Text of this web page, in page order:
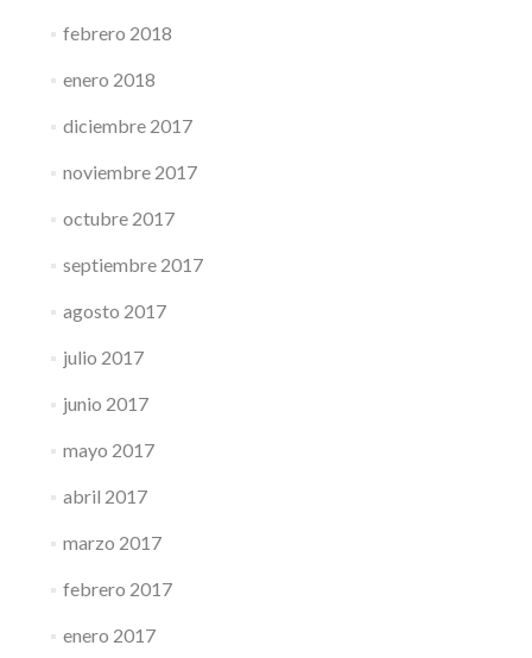
febrero 2018
enero 2018
diciembre 2017
noviembre 2017
octubre 2017
septiembre 2017
agosto 2017
julio 2017
junio 2017
mayo 2017
abril 2017
marzo 2017
febrero 2017
enero 2017